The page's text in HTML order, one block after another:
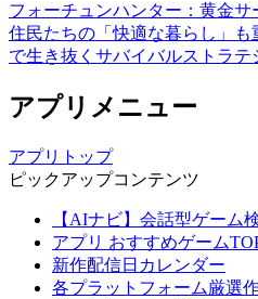
フォーチュンハンター：黄金サ
住民たちの「快適な暮らし」
で生き抜くサバイバルストラテ
アプリメニュー
アプリトップ
ピックアップコンテンツ
【AIナビ】会話型ゲーム
アプリ おすすめゲーム
新作配信日カレンダー
各プラットフォーム厳選